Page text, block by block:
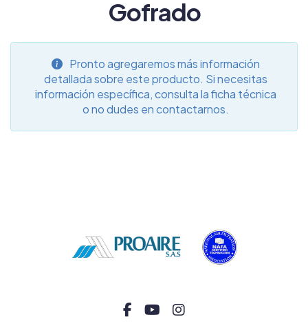
Gofrado
Pronto agregaremos más información
detallada sobre este producto. Si necesitas
información específica, consulta la ficha técnica
o no dudes en contactarnos.